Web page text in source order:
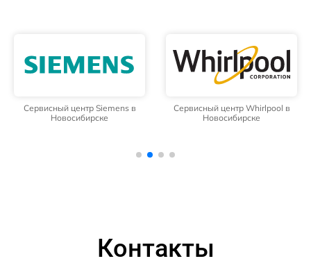
Сервисный центр Siemens в
Новосибирске
Сервисный центр Whirlpool в
Новосибирске
Контакты